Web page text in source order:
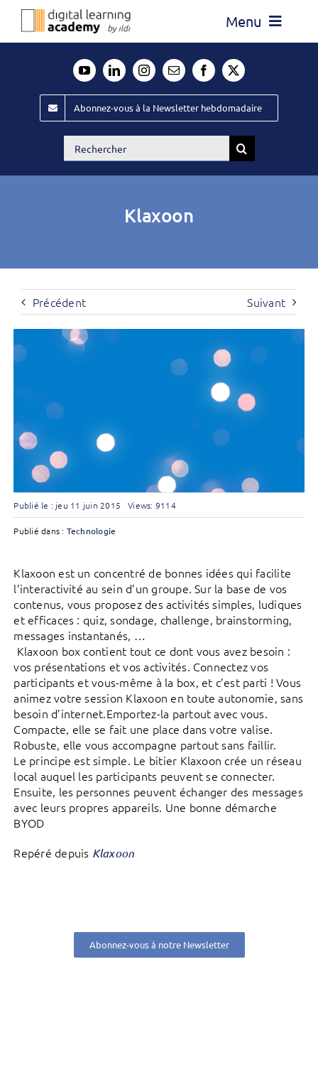
Passer
Menu
Évènements ILDI
Offres d’emploi
Abonnez-vous à la Newsletter hebdomadaire
Rechercher:
Klaxoon
Précédent Suivant
Publié le : jeu 11 juin 2015 Views: 9114
Publié dans : Technologie
Klaxoon est un concentré de bonnes idées qui facilite
l’interactivité au sein d’un groupe. Sur la base de vos
contenus, vous proposez des activités simples, ludiques
et efficaces : quiz, sondage, challenge, brainstorming,
messages instantanés, …
Klaxoon box contient tout ce dont vous avez besoin :
vos présentations et vos activités. Connectez vos
participants et vous-même à la box, et c’est parti ! Vous
animez votre session Klaxoon en toute autonomie, sans
besoin d’internet.Emportez-la partout avec vous.
Compacte, elle se fait une place dans votre valise.
Robuste, elle vous accompagne partout sans faillir.
Le principe est simple. Le bitier Klaxoon crée un réseau
local auquel les participants peuvent se connecter.
Ensuite, les personnes peuvent échanger des messages
avec leurs propres appareils. Une bonne démarche
BYOD
Repéré depuis Klaxoon
Abonnez-vous à notre Newsletter